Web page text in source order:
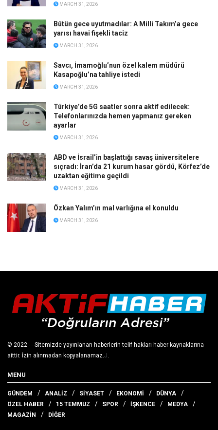
MARCH 31, 2026
Bütün gece uyutmadılar: A Milli Takım’a gece
yarısı havai fişekli taciz
MARCH 31, 2026
Savcı, İmamoğlu’nun özel kalem müdürü
Kasapoğlu’na tahliye istedi
MARCH 31, 2026
Türkiye’de 5G saatler sonra aktif edilecek:
Telefonlarınızda hemen yapmanız gereken
ayarlar
MARCH 31, 2026
ABD ve İsrail’in başlattığı savaş üniversitelere
sıçradı: İran’da 21 kurum hasar gördü, Körfez’de
uzaktan eğitime geçildi
MARCH 31, 2026
Özkan Yalım’ın mal varlığına el konuldu
MARCH 31, 2026
© 2022 - - Sitemizde yayınlanan haberlerin telif hakları haber kaynaklarına
aittir. İzin alınmadan kopyalanamaz. J
MENU
GÜNDEM ANALİZ SİYASET EKONOMİ
DÜNYA
ÖZEL HABER
15 TEMMUZ SPOR İŞKENCE
MEDYA
MAGAZİN
DİĞER